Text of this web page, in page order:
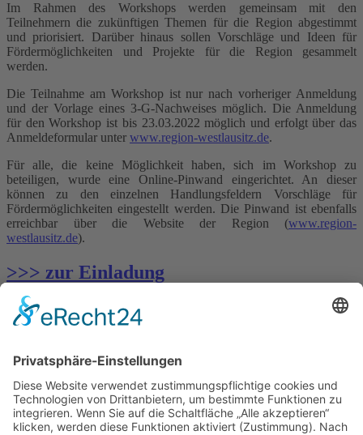
Im Rahmen des Workshops werden gemeinsam mit den
Teilnehmern die zukünftigen Themen für die Region abgestimmt
und priorisiert. Darüber hinaus sollen Vorschläge und Ideen für
Fördermöglichkeiten und Projekte für die Region gesammelt
werden.
Die Teilnahme am Workshop ist nur nach vorheriger Anmeldung
und der Vorlage eines 3-G-Nachweises möglich. Die Anmeldung
für den Workshop ist bis 23.03.2022 möglich und erfolgt über das
Anmeldeformular unter www.region-westlausitz.de.
Für alle, die keine Möglichkeit haben, sich im Workshop zu
beteiligen, wurde eine Online-Pinwand eingerichtet. An dieser
können zu den einzelnen Handlungsfeldern Vorschläge für
Fördermöglichkeiten eingestellt werden. Die Pinwand ist ebenfalls
erreichbar über die Website der Region (www.region-
westlausitz.de).
>>> zur Einladung
Zurück
08:30 - 12:00 Uhr
13:00 - 18:00 Uhr
Donnerstag
08:30 - 12:00 Uhr
13:00 - 16:00 Uhr